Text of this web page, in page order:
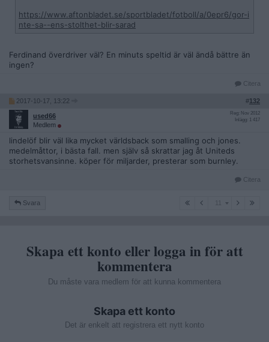
https://www.aftonbladet.se/sportbladet/fotboll/a/0epr6/gor-i
nte-sa--ens-stolthet-blir-sarad
Ferdinand överdriver väl? En minuts speltid är väl ändå bättre än
ingen?
Citera
2017-10-17, 13:22 #132
used66
Medlem
Reg: Nov 2012
Inlägg: 1 417
lindelöf blir väl lika mycket världsback som smalling och jones.
medelmåttor, i bästa fall. men själv så skrattar jag åt Uniteds
storhetsvansinne. köper för miljarder, presterar som burnley.
Citera
Svara
Skapa ett konto eller logga in för att
kommentera
Du måste vara medlem för att kunna kommentera
Skapa ett konto
Det är enkelt att registrera ett nytt konto